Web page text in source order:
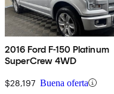
2016 Ford F-150 Platinum
SuperCrew 4WD
$28,197 Buena oferta